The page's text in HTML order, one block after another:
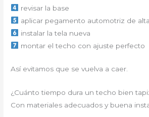
revisar la base
aplicar pegamento automotriz de
instalar la tela nueva
montar el techo con ajuste perfecto
Así evitamos que se vuelva a caer.
¿Cuánto tiempo dura un techo bien
Con materiales adecuados y buena